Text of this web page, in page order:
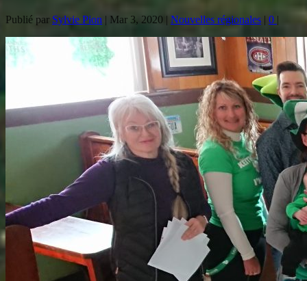
Publié par Sylvie Pion | Mar 3, 2020 | Nouvelles régionales | 0 |